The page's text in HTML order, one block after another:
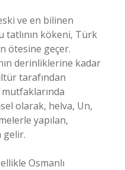
ve en bilinen
tatlının kökeni, Türk
ötesine geçer.
derinliklerine kadar
tarafından
olarak, helva, Un,
yapılan,
gelir.
Osmanlı